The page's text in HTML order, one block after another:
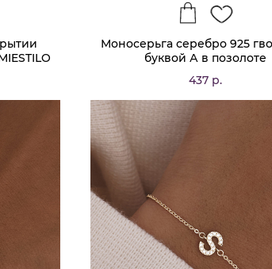
Моносерьга серебро 925
буквой А в позолоте
437 р.